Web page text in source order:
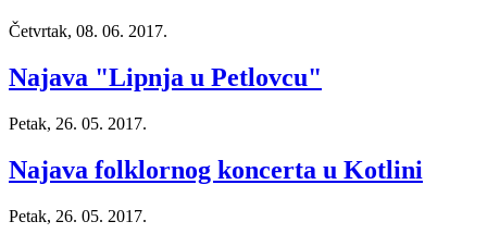
Četvrtak, 08. 06. 2017.
Najava "Lipnja u Petlovcu"
Petak, 26. 05. 2017.
Najava folklornog koncerta u Kotlini
Petak, 26. 05. 2017.